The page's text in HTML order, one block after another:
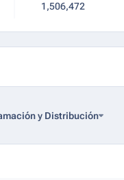
1,506,472
y Distribución